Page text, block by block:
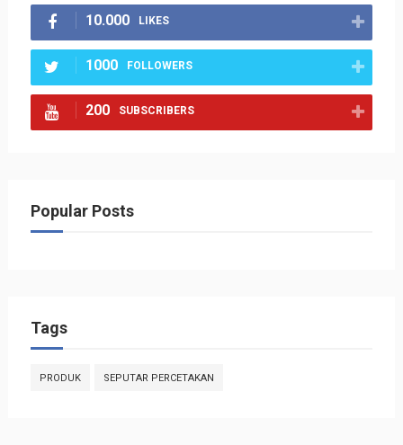
10.000 LIKES
1000 FOLLOWERS
200 SUBSCRIBERS
Popular Posts
Tags
PRODUK SEPUTAR PERCETAKAN